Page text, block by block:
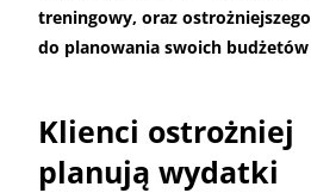
treningowy, oraz
do planowania swoich
Klienci ostrożniej
planują wydatki